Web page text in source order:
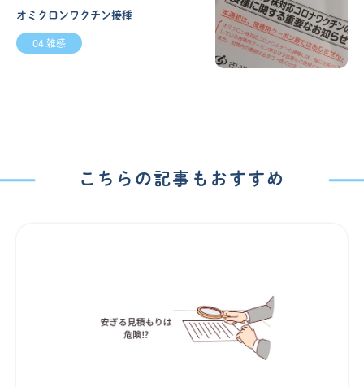
オミクロンワクチン接種
04.雑感
こちらの記事もおすすめ